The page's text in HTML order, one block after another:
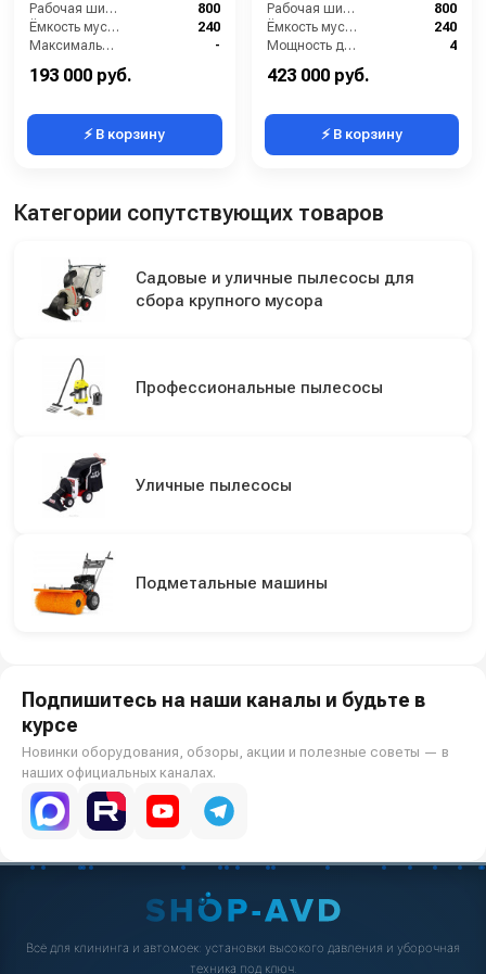
Рабочая ширина (мм):
800
Ёмкость мусоросборника (л):
240
Максимальная скорость движения (км/ч):
-
193 000 руб.
⚡ В корзину
Рабочая ширина (мм):
800
Ёмкость мусоросборника (л):
240
Мощность двигателя (кВт):
4
423 000 руб.
⚡ В корзину
Категории сопутствующих товаров
Садовые и уличные пылесосы для
сбора крупного мусора
Профессиональные пылесосы
Уличные пылесосы
Подметальные машины
Подпишитесь на наши каналы и будьте в
курсе
Новинки оборудования, обзоры, акции и полезные советы — в
наших официальных каналах.
Всё для клининга и автомоек: установки высокого давления и уборочная
техника под ключ.